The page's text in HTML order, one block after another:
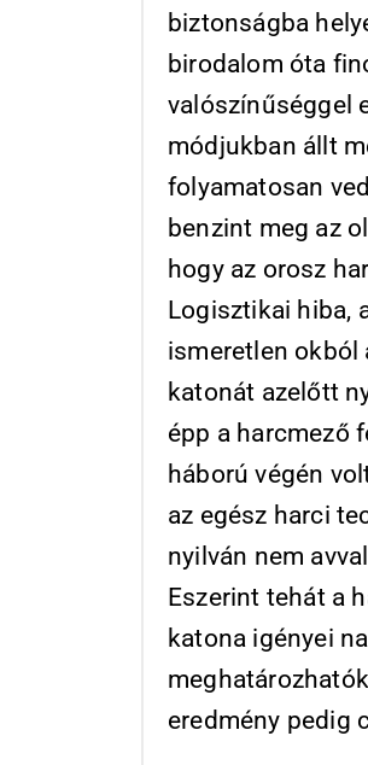
biztonságba
birodalom óta
valószínűséggel
módjukban állt
folyamatosan
benzint meg az
hogy az orosz
Logisztikai hiba,
ismeretlen okból
katonát azelőtt
épp a harcmező
háború végén
az egész harci
nyilván nem
Eszerint tehát a
katona igényei
eredmény pedig